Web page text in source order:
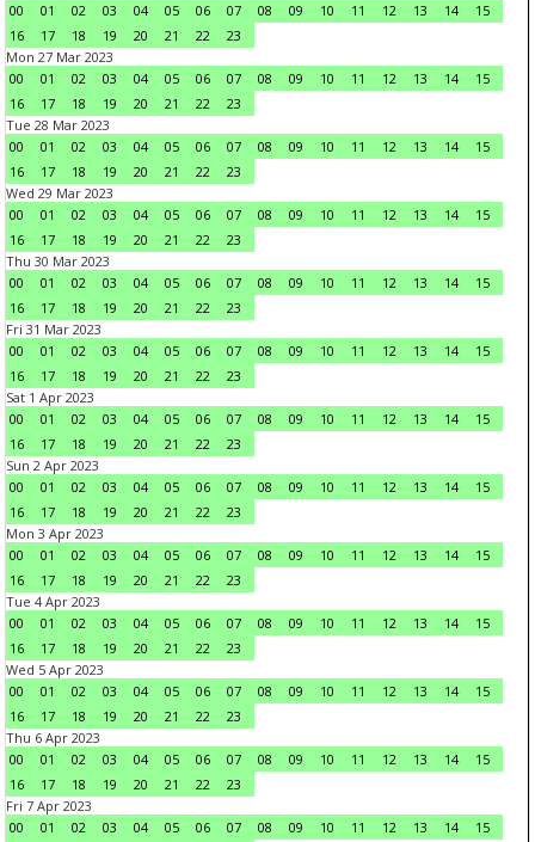
00
01 02 03 04 05 06 07 08 09 10 11 12 13 14
15
16
17 18 19 20 21 22
23
Mon 27 Mar 2023
00
01 02 03 04 05 06 07 08 09 10 11 12 13 14
15
16
17 18 19 20 21 22
23
Tue 28 Mar 2023
00
01 02 03 04 05 06 07 08 09 10 11 12 13 14
15
16
17 18 19 20 21 22
23
Wed 29 Mar 2023
00
01 02 03 04 05 06 07 08 09 10 11 12 13 14
15
16
17 18 19 20 21 22
23
Thu 30 Mar 2023
00
01 02 03 04 05 06 07 08 09 10 11 12 13 14
15
16
17 18 19 20 21 22
23
Fri 31 Mar 2023
00
01 02 03 04 05 06 07 08 09 10 11 12 13 14
15
16
17 18 19 20 21 22
23
Sat 1 Apr 2023
00
01 02 03 04 05 06 07 08 09 10 11 12 13 14
15
16
17 18 19 20 21 22
23
Sun 2 Apr 2023
00
01 02 03 04 05 06 07 08 09 10 11 12 13 14
15
16
17 18 19 20 21 22
23
Mon 3 Apr 2023
00
01 02 03 04 05 06 07 08 09 10 11 12 13 14
15
16
17 18 19 20 21 22
23
Tue 4 Apr 2023
00
01 02 03 04 05 06 07 08 09 10 11 12 13 14
15
16
17 18 19 20 21 22
23
Wed 5 Apr 2023
00
01 02 03 04 05 06 07 08 09 10 11 12 13 14
15
16
17 18 19 20 21 22
23
Thu 6 Apr 2023
00
01 02 03 04 05 06 07 08 09 10 11 12 13 14
15
16
17 18 19 20 21 22
23
Fri 7 Apr 2023
00
01 02 03 04 05 06 07 08 09 10 11 12 13 14
15